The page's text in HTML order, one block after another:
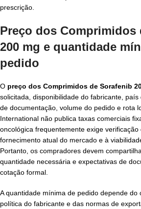
prescrição.
Preço dos Comprimidos
200 mg e quantidade
pedido
O preço dos Comprimidos de Sorafenib
solicitada, disponibilidade do fabricante,
de documentação, volume do pedido e rota
International não publica taxas comerciais
oncológica frequentemente exige verificação
fornecimento atual do mercado e à
Portanto, os compradores devem
quantidade necessária e expectativas de
cotação formal.
A quantidade mínima de pedido depende do
política do fabricante e das normas de